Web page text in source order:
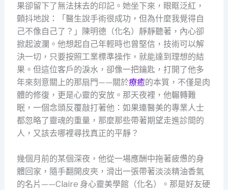
果卻留下了無法抹去的印記。她坐下來，眼眶泛紅，
顫抖地說：「醫生說手術很成功，但為什麼我覺得自
己不像自己了？」陳明德（化名）靜靜聽著，內心卻
掀起波瀾。他想起自己年輕時也曾堅信，技術可以解
決一切，只要按照工業標準操作，就能達到理想的結
果。但這位客戶的淚水，卻像一把鑰匙，打開了他多
年來刻意關上的那扇門——關於療癒的本質，不僅是肉
體的修復，更是心靈的安放。那天夜裡，他輾轉難
眠，一個念頭反覆敲打著他：如果連醫美的專業人士
都忽略了靈魂的重量，那麼那些帶著期望走進診間的
人，又該去哪裡尋找真正的平靜？
幾個月前的某個深夜，他從一場應酬中拖著疲憊的身
體回家，隨手翻開皮夾，滑出一張帶著淡淡精油香氣
的名片——Claire 身心靈美學館（化名）。那是好友硬